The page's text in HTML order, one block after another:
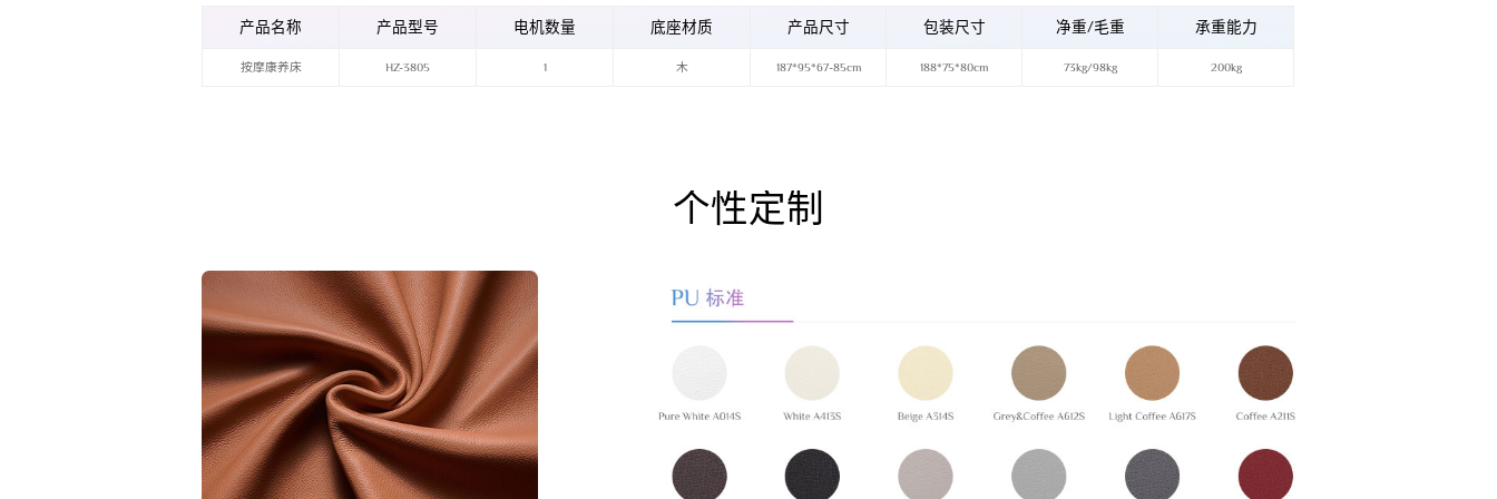
产品名称 产品型号 电机数量 底座材质 产品尺寸 包装尺寸 净重/毛重 承重能力
按摩康养床 HZ-3805 1 木 187*95*67-85cm 188*75*80cm 73kg/98kg 200kg
个性定制